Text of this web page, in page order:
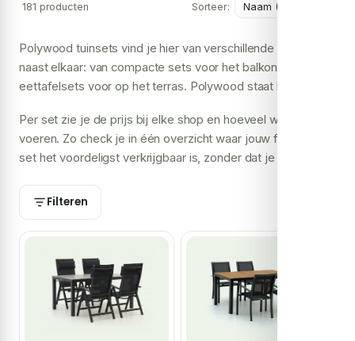
181 producten Sorteer:
Polywood tuinsets vind je hier van verschillende webshops
naast elkaar: van compacte sets voor het balkon tot grote
eettafelsets voor op het terras. Polywood staat bekend
materiaal is gemaakt van gerecycled kunststof dat bestand
is tegen vocht, zon en vorst.
Per set zie je de prijs bij elke shop en hoeveel winkels hem
voeren. Zo check je in één overzicht waar jouw favoriete
set het voordeligst verkrijgbaar is, zonder dat je zelf alle
Filteren